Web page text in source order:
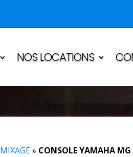
NOS LOCATIONS
MIXAGE» CONSOLE YAMAHA